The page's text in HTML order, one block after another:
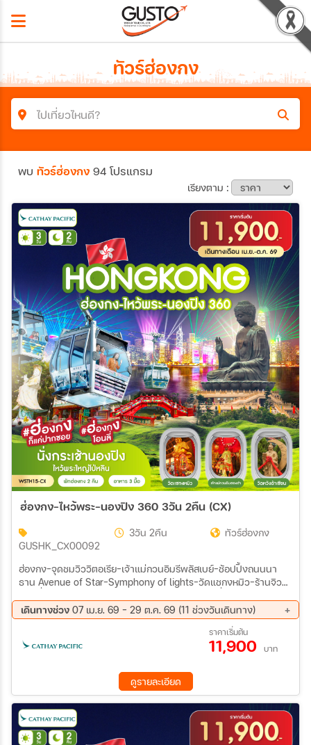
ทัวร์ฮ่องกง
ไปเที่ยวไหนดี?
ประเทศ
สายการบิน
ตั้งแต่วันที่
ถึงวันที่
เฉพาะเดือน
เฉพาะเทศกาล
ระหว่าง
พบ ทัวร์ฮ่องกง 94 โปรแกรม
เรียงตาม :
ฮ่องกง-ไหว้พระ-นองปิง 360 3วัน 2คืน (CX)
GUSHK_CX00092
3วัน 2คืน ทัวร์ฮ่องกง
ฮ่องกง-จุดชมวิววิตอเรีย-เจ้าแม่กวนอิมรีพลัสเบย์-ช้อปปิ้งถนนนา
ธาน Avenue of Star-Symphony of lights-วัดแชกงหมิว-ร้านจิว
360-ไหว้พระใหญ่โป่หลิน ช้อปปิ้งที่ซิตี้เกทเอาท์เล็ท-วัดหวังต้าเซียน-
เทพจันทรา
เดินทางช่วง 07 เม.ย. 69 - 29 ต.ค. 69 (11 ช่วงวันเดินทาง)
18 ส.ค. 69 - 20 ส.ค. 69
01 ก.ย. 69 - 03 ก.ย. 69
22 ก.ย. 69 - 24 ก.ย. 69
06 ต.ค. 69 - 08 ต.ค. 69
20 ต.ค. 69 - 22 ต.ค. 69
27 ต.ค. 69 - 29 ต.ค. 69
ราคาเริ่มต้น
11,900 บาท
ดูรายละเอียด